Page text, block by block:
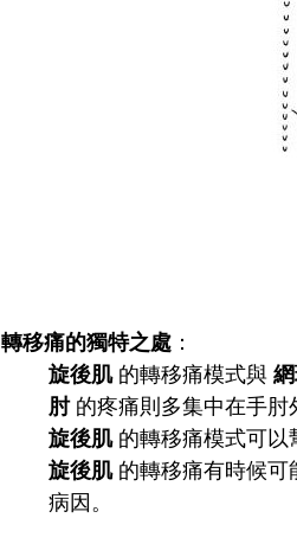
轉移痛的獨特之處 ：
旋後肌的轉移痛模式與
肘的疼痛則多集中在手肘
旋後肌的轉移痛模式可以
旋後肌的轉移痛有時候可
病因。